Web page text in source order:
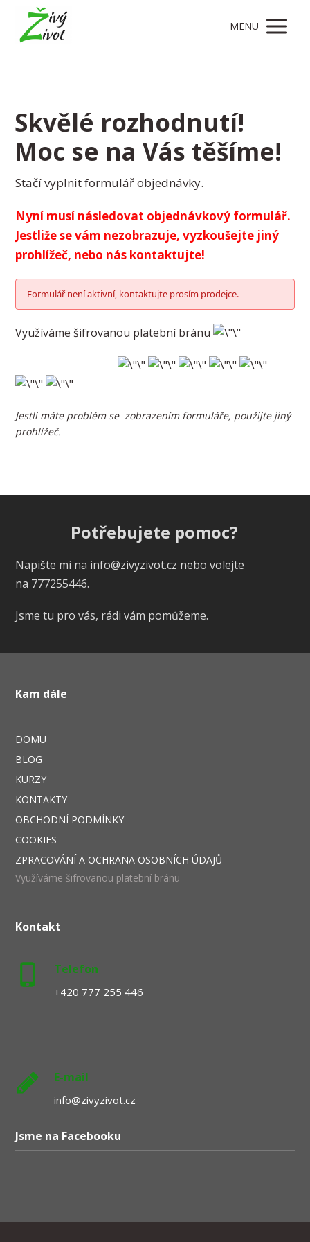
MENU
Skvělé rozhodnutí!
Moc se na Vás těšíme!
Stačí vyplnit formulář objednávky.
Nyní musí následovat objednávkový formulář.
Jestliže se vám nezobrazuje, vyzkoušejte jiný
prohlížeč, nebo nás kontaktujte!
Formulář není aktivní, kontaktujte prosím prodejce.
Využíváme šifrovanou platební bránu
Jestli máte problém se zobrazením formuláře, použijte jiný
prohlížeč.
Potřebujete pomoc?
Napište mi na info@zivyzivot.cz nebo volejte
na 777255446.
Jsme tu pro vás, rádi vám pomůžeme.
Kam dále
DOMU
BLOG
KURZY
KONTAKTY
OBCHODNÍ PODMÍNKY
COOKIES
ZPRACOVÁNÍ A OCHRANA OSOBNÍCH ÚDAJŮ
Využíváme šifrovanou platební bránu
Kontakt
Telefon
+420 777 255 446
E-mail
info@zivyzivot.cz
Jsme na Facebooku